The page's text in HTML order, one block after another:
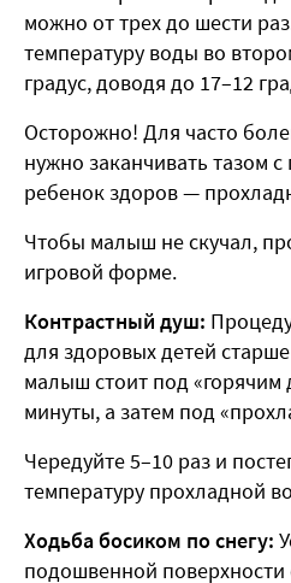
можно от трех до шести
температуру воды во
градус, доводя до 17–12
Осторожно! Для часто
нужно заканчивать тазом
ребенок здоров —
Чтобы малыш не скучал,
игровой форме.
Контрастный душ:
для здоровых детей
малыш стоит под
минуты, а затем под
Чередуйте 5–10 раз и
температуру прохладной
Ходьба босиком по снегу:
подошвенной поверхности